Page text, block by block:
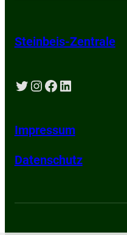
Steinbeis-Zentrale
Twitter Instagram Facebook LinkedIn
Impressum
Datenschutz